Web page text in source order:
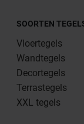
SOORTEN
Vloertegels
Wandtegels
Decortegels
Terrastegels
XXL tegels